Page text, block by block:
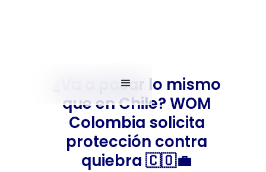
¿Va a pasar lo mismo
que en Chile? WOM
Colombia solicita
protección contra
quiebra 🇨🇴💼